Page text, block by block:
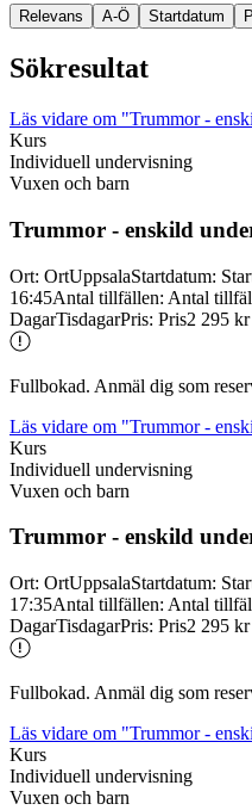
Relevans A-Ö Startdatum
Sökresultat
Läs vidare om "Trummor -
Kurs
Individuell undervisning
Vuxen och barn
Trummor - enskild
Ort: OrtUppsalaStartdatum:
16:45Antal tillfällen: Antal
DagarTisdagarPris: Pris2 295 kr
Fullbokad. Anmäl dig som
Läs vidare om "Trummor -
Kurs
Individuell undervisning
Vuxen och barn
Trummor - enskild
Ort: OrtUppsalaStartdatum:
17:35Antal tillfällen: Antal
DagarTisdagarPris: Pris2 295 kr
Fullbokad. Anmäl dig som
Läs vidare om "Trummor -
Kurs
Individuell undervisning
Vuxen och barn